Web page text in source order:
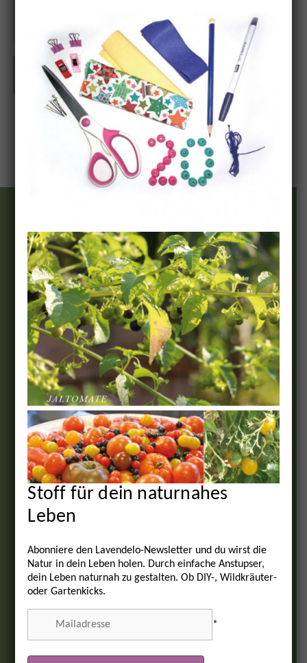
Stoff für dein naturnahes
Leben
Abonniere den Lavendelo-Newsletter und du wirst die
Natur in dein Leben holen. Durch einfache Anstupser,
dein Leben naturnah zu gestalten. Ob DIY-, Wildkräuter-
oder Gartenkicks.
*